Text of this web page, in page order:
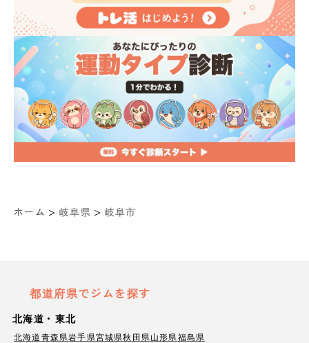
ホーム > 岐阜県 > 岐阜市
都道府県でジムを探す
北海道・東北
北海道青森県岩手県宮城県秋田県山形県福島県